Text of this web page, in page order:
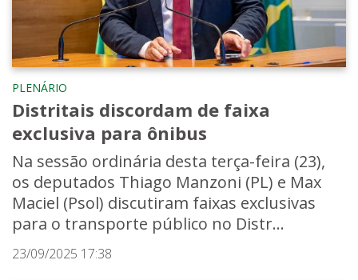
PLENÁRIO
Distritais discordam de faixa
exclusiva para ônibus
Na sessão ordinária desta terça-feira (23),
os deputados Thiago Manzoni (PL) e Max
Maciel (Psol) discutiram faixas exclusivas
para o transporte público no Distr...
23/09/2025 17:38